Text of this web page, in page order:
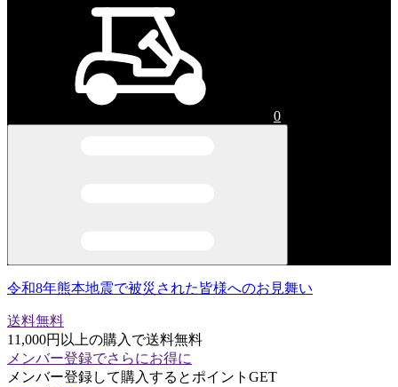
0
令和8年熊本地震で被災された皆様へのお見舞い
送料無料
11,000円以上の購入で送料無料
メンバー登録でさらにお得に
メンバー登録して購入するとポイントGET